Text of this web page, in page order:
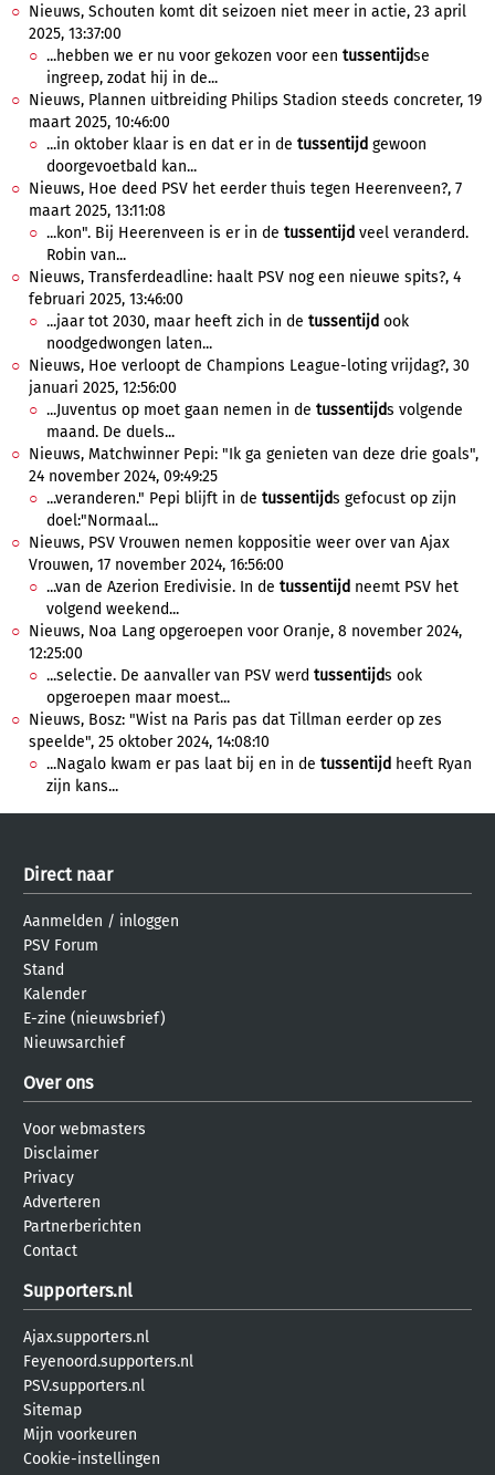
Nieuws, Schouten komt dit seizoen niet meer in actie, 23 april
2025, 13:37:00
...hebben we er nu voor gekozen voor een tussentijdse
ingreep, zodat hij in de...
Nieuws, Plannen uitbreiding Philips Stadion steeds concreter, 19
maart 2025, 10:46:00
...in oktober klaar is en dat er in de tussentijd gewoon
doorgevoetbald kan...
Nieuws, Hoe deed PSV het eerder thuis tegen Heerenveen?, 7
maart 2025, 13:11:08
...kon". Bij Heerenveen is er in de tussentijd veel veranderd.
Robin van...
Nieuws, Transferdeadline: haalt PSV nog een nieuwe spits?, 4
februari 2025, 13:46:00
...jaar tot 2030, maar heeft zich in de tussentijd ook
noodgedwongen laten...
Nieuws, Hoe verloopt de Champions League-loting vrijdag?, 30
januari 2025, 12:56:00
...Juventus op moet gaan nemen in de tussentijds volgende
maand. De duels...
Nieuws, Matchwinner Pepi: "Ik ga genieten van deze drie goals",
24 november 2024, 09:49:25
...veranderen." Pepi blijft in de tussentijds gefocust op zijn
doel:"Normaal...
Nieuws, PSV Vrouwen nemen koppositie weer over van Ajax
Vrouwen, 17 november 2024, 16:56:00
...van de Azerion Eredivisie. In de tussentijd neemt PSV het
volgend weekend...
Nieuws, Noa Lang opgeroepen voor Oranje, 8 november 2024,
12:25:00
...selectie. De aanvaller van PSV werd tussentijds ook
opgeroepen maar moest...
Nieuws, Bosz: "Wist na Paris pas dat Tillman eerder op zes
speelde", 25 oktober 2024, 14:08:10
...Nagalo kwam er pas laat bij en in de tussentijd heeft Ryan
zijn kans...
Direct naar
Aanmelden / inloggen
PSV Forum
Stand
Kalender
E-zine (nieuwsbrief)
Nieuwsarchief
Over ons
Voor webmasters
Disclaimer
Privacy
Adverteren
Partnerberichten
Contact
Supporters.nl
Ajax.supporters.nl
Feyenoord.supporters.nl
PSV.supporters.nl
Sitemap
Mijn voorkeuren
Cookie-instellingen